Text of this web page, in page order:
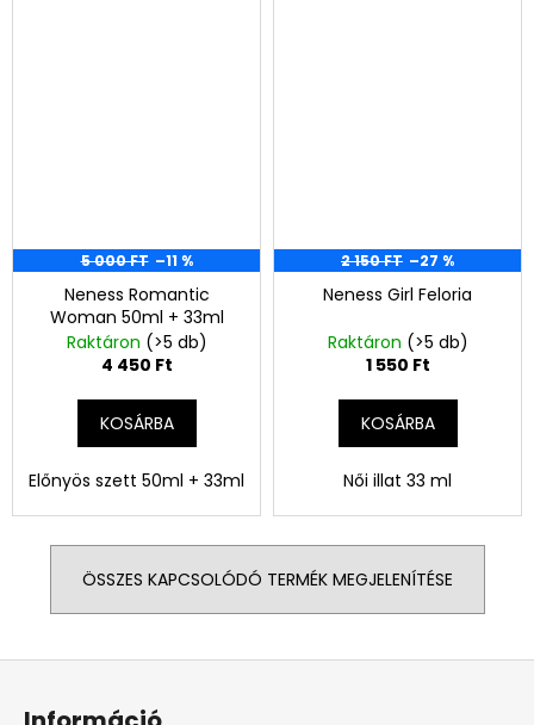
5 000 FT –11 %
Neness Romantic
Woman 50ml + 33ml
Raktáron (>5 db)
4 450 Ft
KOSÁRBA
Előnyös szett 50ml + 33ml
2 150 FT –27 %
Neness Girl Feloria
Raktáron (>5 db)
1 550 Ft
KOSÁRBA
Női illat 33 ml
ÖSSZES KAPCSOLÓDÓ TERMÉK MEGJELENÍTÉSE
L